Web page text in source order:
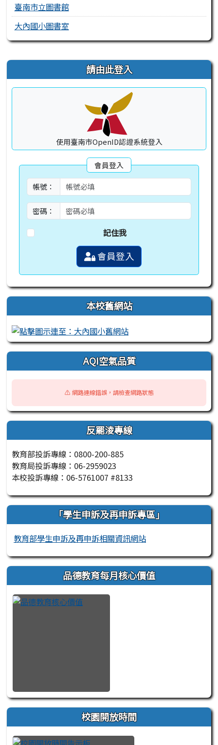
臺南市立圖書館
大內國小圖書室
右邊區域內容 請由此登入
使用臺南市OpenID認證系統登入
會員登入
帳號：
密碼：
記住我
會員登入
本校舊網站
AQI空氣品質
⚠️ 網路連線錯誤，請檢查網路狀態
反罷淩專線
教育部投訴專線：0800-200-885
教育局投訴專線：06-2959023
本校投訴專線：06-5761007 #8133
「學生申訴及再申訴專區」
教育部學生申訴及再申訴相關資訊網站
品德教育每月核心價值
校園開放時間